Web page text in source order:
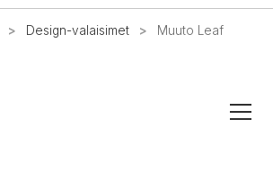
> Design-valaisimet >
Muuto Leaf